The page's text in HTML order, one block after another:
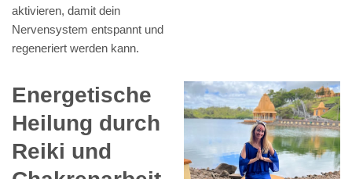
aktivieren, damit dein
Nervensystem entspannt und
regeneriert werden kann.
Energetische
Heilung durch
Reiki und